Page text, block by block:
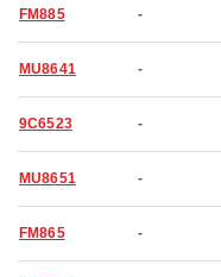
FM885 -
MU8641 -
9C6523 -
MU8651 -
FM865 -